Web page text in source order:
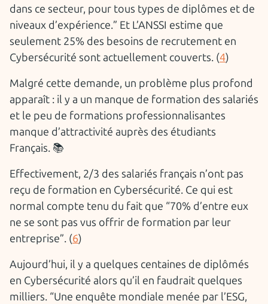
dans ce secteur, pour tous types de diplômes et de
niveaux d’expérience.” Et L’ANSSI estime que
seulement 25% des besoins de recrutement en
Cybersécurité sont actuellement couverts. (4)
Malgré cette demande, un problème plus profond
apparaît : il y a un manque de formation des salariés
et le peu de formations professionnalisantes
manque d’attractivité auprès des étudiants
Français. 📚
Effectivement, 2/3 des salariés français n’ont pas
reçu de formation en Cybersécurité. Ce qui est
normal compte tenu du fait que “70% d’entre eux
ne se sont pas vus offrir de formation par leur
entreprise”. (6)
Aujourd’hui, il y a quelques centaines de diplômés
en Cybersécurité alors qu’il en faudrait quelques
milliers. “Une enquête mondiale menée par l’ESG,